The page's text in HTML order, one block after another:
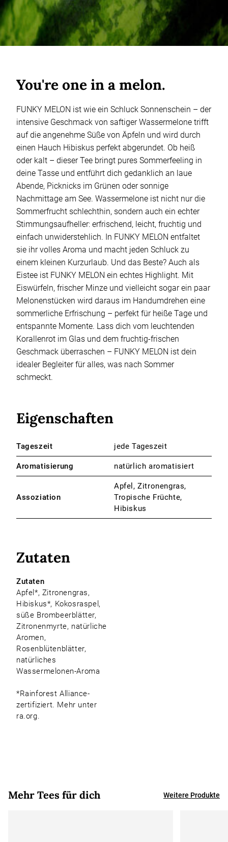
You're one in a melon.
FUNKY MELON ist wie ein Schluck Sonnenschein – der
intensive Geschmack von saftiger Wassermelone trifft
auf die angenehme Süße von Äpfeln und wird durch
einen Hauch Hibiskus perfekt abgerundet. Ob heiß
oder kalt – dieser Tee bringt pures Sommerfeeling in
deine Tasse und entführt dich gedanklich an laue
Abende, Picknicks im Grünen oder sonnige
Nachmittage am See. Wassermelone ist nicht nur die
Sommerfrucht schlechthin, sondern auch ein echter
Stimmungsaufheller: erfrischend, leicht, fruchtig und
einfach unwiderstehlich. In FUNKY MELON entfaltet
sie ihr volles Aroma und macht jeden Schluck zu
einem kleinen Kurzurlaub. Und das Beste? Auch als
Eistee ist FUNKY MELON ein echtes Highlight. Mit
Eiswürfeln, frischer Minze und vielleicht sogar ein paar
Melonenstücken wird daraus im Handumdrehen eine
sommerliche Erfrischung – perfekt für heiße Tage und
entspannte Momente. Lass dich vom leuchtenden
Korallenrot im Glas und dem fruchtig-frischen
Geschmack überraschen – FUNKY MELON ist dein
idealer Begleiter für alles, was nach Sommer
schmeckt.
Eigenschaften
Tageszeit jede Tageszeit
Aromatisierung natürlich aromatisiert
Assoziation
Apfel, Zitronengras,
Tropische Früchte,
Hibiskus
Zutaten
Zutaten
Apfel*, Zitronengras,
Hibiskus*, Kokosraspel,
süße Brombeerblätter,
Zitronenmyrte, natürliche
Aromen,
Rosenblütenblätter,
natürliches
Wassermelonen-Aroma
*Rainforest Alliance-
zertifiziert. Mehr unter
ra.org.
Mehr Tees für dich Weitere Produkte